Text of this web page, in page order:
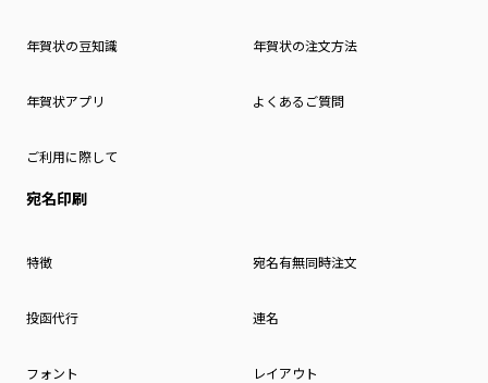
年賀状の豆知識 年賀状の注文方法
年賀状アプリ よくあるご質問
ご利用に際して
宛名印刷
特徴 宛名有無同時注文
投函代行 連名
フォント レイアウト